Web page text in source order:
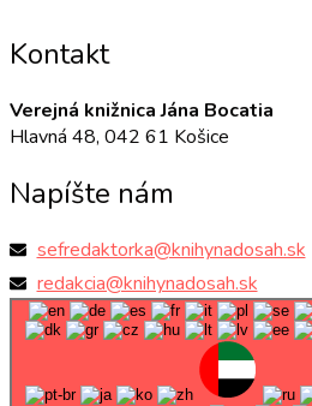
Kontakt
Verejná knižnica Jána Bocatia
Hlavná 48, 042 61 Košice
Napíšte nám
sefredaktorka@knihynadosah.sk
redakcia@knihynadosah.sk